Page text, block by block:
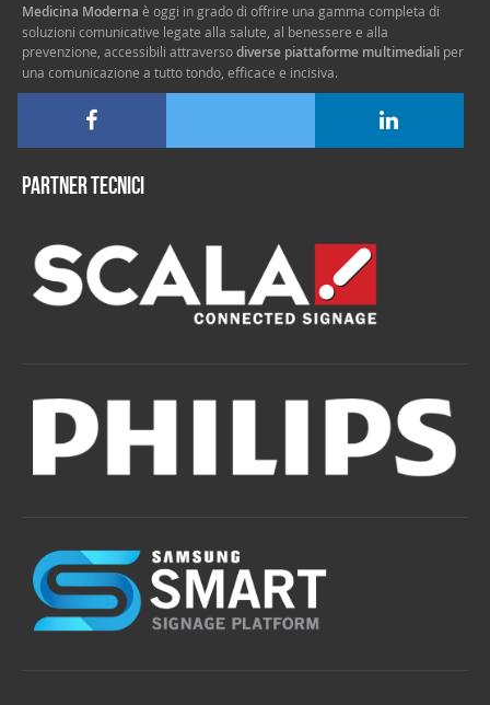
Medicina Moderna è oggi in grado di offrire una gamma completa di
soluzioni comunicative legate alla salute, al benessere e alla
prevenzione, accessibili attraversodiverse piattaforme multimediali per
una comunicazione a tutto tondo, efficace e incisiva.
Partner tecnici